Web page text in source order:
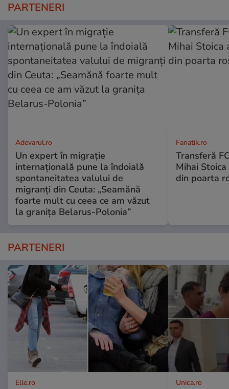
PARTENERI
Adevarul.ro
Un expert în migrație
internațională pune la îndoială
spontaneitatea valului de
migranți din Ceuta: „Seamănă
foarte mult cu ceea ce am văzut
la granița Belarus-Polonia”
Fanatik.ro
Transferă
Mihai
din poarta
PARTENERI
Elle.ro Unica.ro